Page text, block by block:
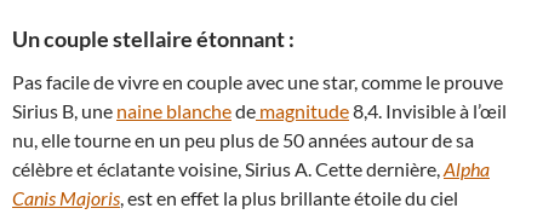
Un couple stellaire étonnant :
Pas facile de vivre en couple avec une star, comme le prouve
Sirius B, une naine blanchede magnitude8,4. Invisible à l’œil
nu, elle tourne en un peu plus de 50 années autour de sa
célèbre et éclatante voisine, Sirius A. Cette dernière,Alpha
Canis Majoris, est en effet la plus brillante étoile du ciel